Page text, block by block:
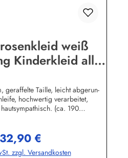
weiß
Kinderkleid alle
Taille, leicht abgerun-
hochwertig verarbeitet,
(ca. 190
Preis:
32,90 €
zzgl. Versandkosten